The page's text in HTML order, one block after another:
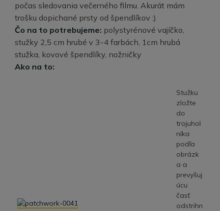
počas sledovania večerného filmu. Akurát mám
trošku dopichané prsty od špendlíkov :)
Čo na to potrebujeme: polystyrénové vajíčko,
stužky 2,5 cm hrubé v 3-4 farbách, 1cm hrubá
stužka, kovové špendlíky, nožničky
Ako na to:
Stužku
zložte
do
trojuhol
níka
podľa
obrázk
a a
prevyšuj
úcu
časť
odstrihn